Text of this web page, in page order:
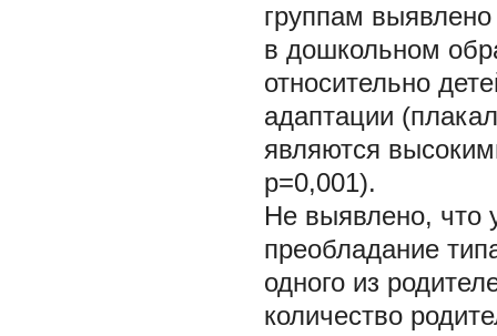
группам
в дошкольном
относительно
адаптации
являются
р=0,001).
Не выявлено, что
преобладание
одного из
количество